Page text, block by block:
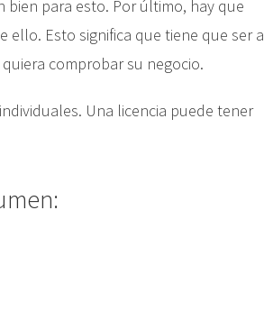
para esto. Por último, hay que
Esto significa que tiene que ser a
comprobar su negocio.
Una licencia puede tener